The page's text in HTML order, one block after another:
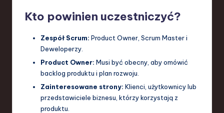
Kto powinien uczestniczyć?
Zespół Scrum: Product Owner, Scrum Master i
Deweloperzy.
Product Owner: Musi być obecny, aby omówić
backlog produktu i plan rozwoju.
Zainteresowane strony: Klienci, użytkownicy lub
przedstawiciele biznesu, którzy korzystają z
produktu.